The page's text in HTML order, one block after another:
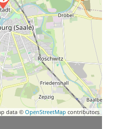
data ©OpenStreetMap contributors